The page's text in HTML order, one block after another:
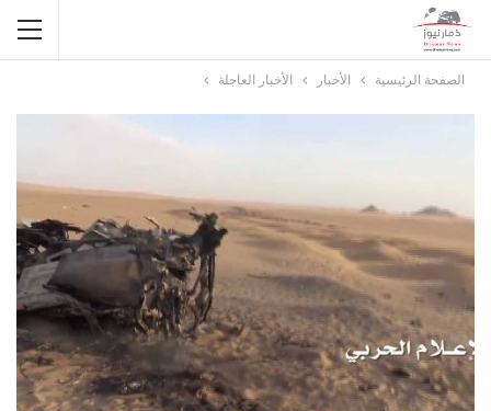
الصفحة الرئيسية الأخبار الأخبار العاجلة